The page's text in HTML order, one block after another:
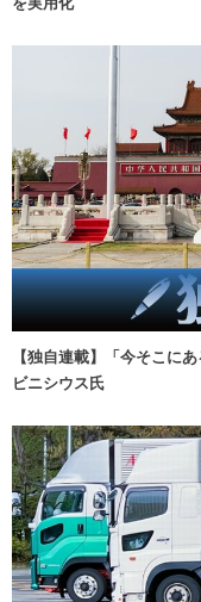
【独自連載】「今そこに
ビニシウス氏